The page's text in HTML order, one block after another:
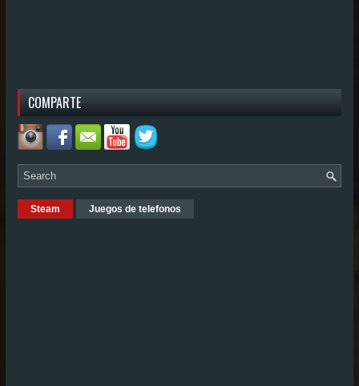
COMPARTE
Steam Juegos de telefonos